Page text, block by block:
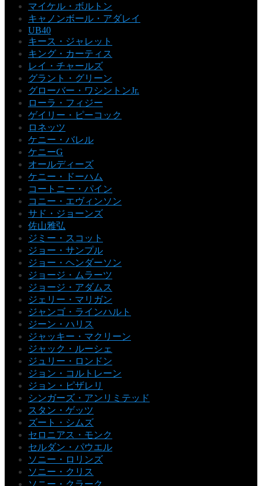
マイケル・ボルトン
キャノンボール・アダレイ
UB40
キース・ジャレット
キング・カーティス
レイ・チャールズ
グラント・グリーン
グローバー・ワシントンJr.
ローラ・フィジー
ゲイリー・ピーコック
ロネッツ
ケニー・バレル
ケニーG
オールディーズ
ケニー・ドーハム
コートニー・パイン
コニー・エヴィンソン
サド・ジョーンズ
佐山雅弘
ジミー・スコット
ジョー・サンプル
ジョー・ヘンダーソン
ジョージ・ムラーツ
ジョージ・アダムス
ジェリー・マリガン
ジャンゴ・ラインハルト
ジーン・ハリス
ジャッキー・マクリーン
ジャック・ルーシェ
ジュリー・ロンドン
ジョン・コルトレーン
ジョン・ピザレリ
シンガーズ・アンリミテッド
スタン・ゲッツ
ズート・シムズ
セロニアス・モンク
セルダン・パウエル
ソニー・ロリンズ
ソニー・クリス
ソニー・クラーク